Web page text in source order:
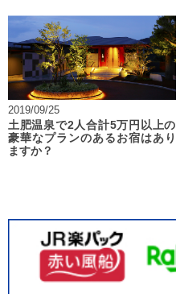
2019/09/25
土肥温泉で2人合計5万円以上の
豪華なプランのあるお宿はあり
ますか？